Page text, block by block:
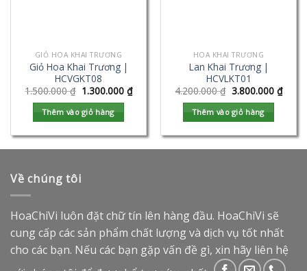
GIỎ HOA KHAI TRƯƠNG
Giỏ Hoa Khai Trương |
HCVGKT08
1.500.000₫ 1.300.000 ₫
Thêm vào giỏ hàng
HOA KHAI TRƯƠNG
Lan Khai Trương |
HCVLKT01
4.200.000₫ 3.800.000 ₫
Thêm vào giỏ hàng
Về chúng tôi
HoaChiVi luôn đặt chữ tín lên hàng đầu. HoaChiVi sẽ
cung cấp các sản phẩm chất lượng và dịch vụ tốt nhất
cho các bạn. Nếu các bạn gặp vấn đề gì, xin hãy liên hệ